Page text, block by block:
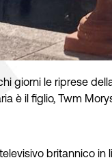
giorni le riprese
è il figlio, Twm
britannico